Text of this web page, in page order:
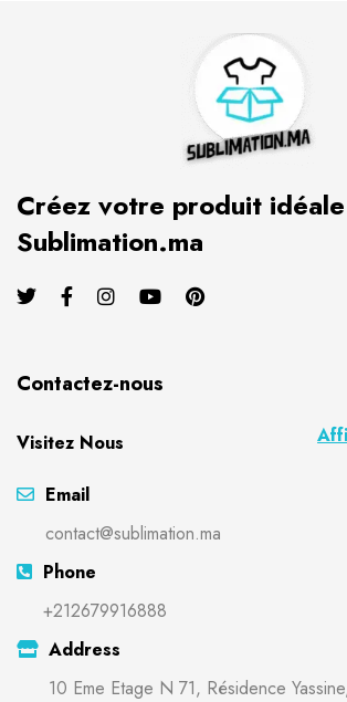
Créez votre produit
Sublimation.ma
Contactez-nous
Visitez Nous
Email
contact@sublimation.ma
Phone
+212679916888
Address
10 Eme Etage N 71, Résidence